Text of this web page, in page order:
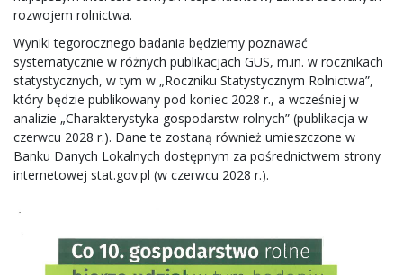
rozwojem rolnictwa.
Wyniki tegorocznego badania będziemy poznawać
systematycznie w różnych publikacjach GUS, m.in. w rocznikach
statystycznych, w tym w „Roczniku Statystycznym Rolnictwa”,
który będzie publikowany pod koniec 2028 r., a wcześniej w
analizie „Charakterystyka gospodarstw rolnych” (publikacja w
czerwcu 2028 r.). Dane te zostaną również umieszczone w
Banku Danych Lokalnych dostępnym za pośrednictwem strony
internetowej stat.gov.pl (w czerwcu 2028 r.).